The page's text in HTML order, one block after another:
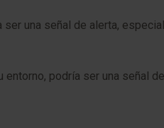
una señal de alerta,
podría ser una señal